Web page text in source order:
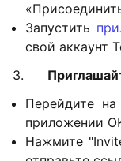
Запустить
свой аккаунт
3.
Перейдите
приложении
Нажмите